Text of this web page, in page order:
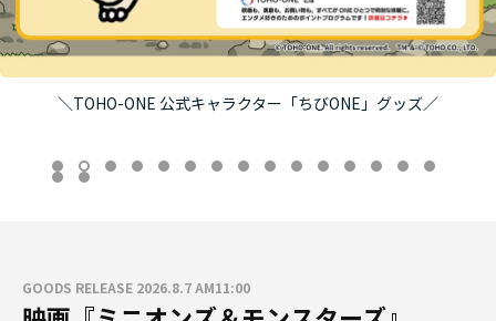
＼TOHO-ONE 公式キャラクター「ちびONE」グッズ／
GOODS RELEASE 2026.8.7 AM11:00